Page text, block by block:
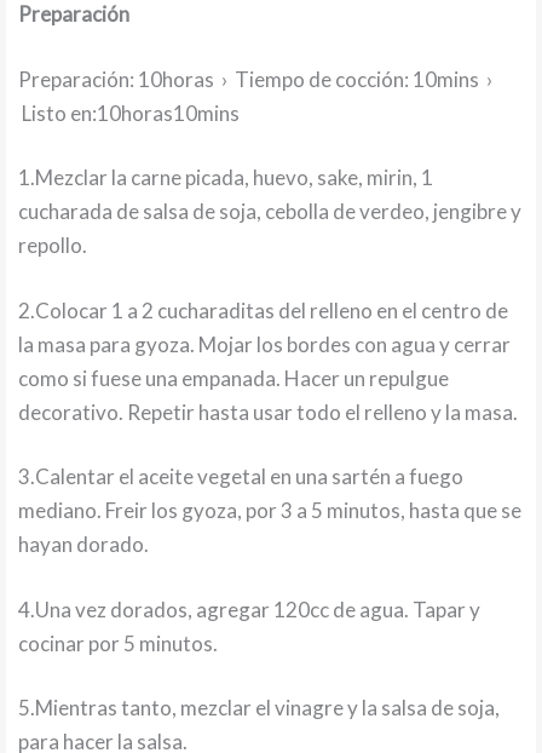
Preparación
Preparación: 10horas › Tiempo de cocción: 10mins ›
Listo en:10horas10mins
1.Mezclar la carne picada, huevo, sake, mirin, 1
cucharada de salsa de soja, cebolla de verdeo, jengibre y
repollo.
2.Colocar 1 a 2 cucharaditas del relleno en el centro de
la masa para gyoza. Mojar los bordes con agua y cerrar
como si fuese una empanada. Hacer un repulgue
decorativo. Repetir hasta usar todo el relleno y la masa.
3.Calentar el aceite vegetal en una sartén a fuego
mediano. Freir los gyoza, por 3 a 5 minutos, hasta que se
hayan dorado.
4.Una vez dorados, agregar 120cc de agua. Tapar y
cocinar por 5 minutos.
5.Mientras tanto, mezclar el vinagre y la salsa de soja,
para hacer la salsa.